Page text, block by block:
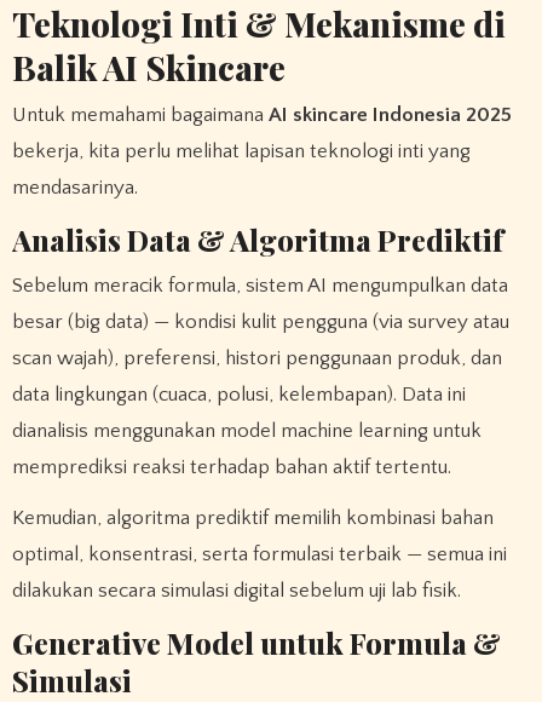
Teknologi Inti & Mekanisme di
Balik AI Skincare
Untuk memahami bagaimana AI skincare Indonesia 2025
bekerja, kita perlu melihat lapisan teknologi inti yang
mendasarinya.
Analisis Data & Algoritma Prediktif
Sebelum meracik formula, sistem AI mengumpulkan data
besar (big data) — kondisi kulit pengguna (via survey atau
scan wajah), preferensi, histori penggunaan produk, dan
data lingkungan (cuaca, polusi, kelembapan). Data ini
dianalisis menggunakan model machine learning untuk
memprediksi reaksi terhadap bahan aktif tertentu.
Kemudian, algoritma prediktif memilih kombinasi bahan
optimal, konsentrasi, serta formulasi terbaik — semua ini
dilakukan secara simulasi digital sebelum uji lab fisik.
Generative Model untuk Formula &
Simulasi